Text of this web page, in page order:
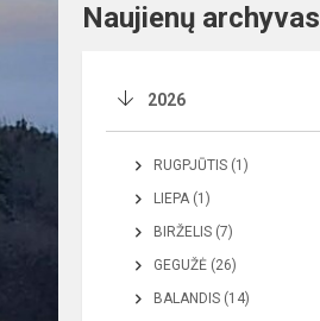
Naujienų archyvas
2026
RUGPJŪTIS (1)
LIEPA (1)
BIRŽELIS (7)
GEGUŽĖ (26)
BALANDIS (14)